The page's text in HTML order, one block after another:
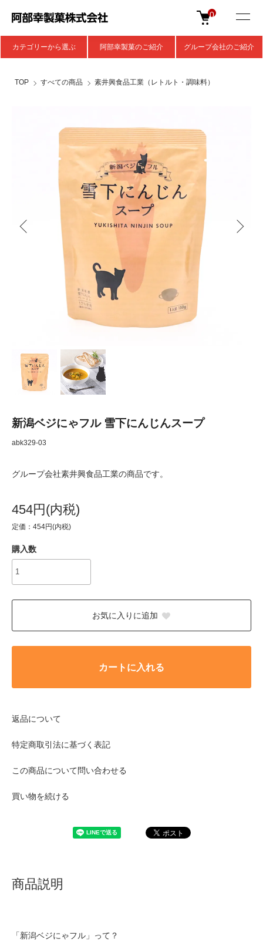
0
カテゴリーから選ぶ 阿部幸製菓のご紹介 グループ会社のご紹介
TOP すべての商品 素井興食品工業（レトルト・調味料）
新潟ベジにゃフル 雪下にんじんスープ
abk329-03
グループ会社素井興食品工業の商品です。
454円(内税)
定価：454円(内税)
購入数
お気に入りに追加
カートに入れる
返品について
特定商取引法に基づく表記
この商品について問い合わせる
買い物を続ける
商品説明
「新潟ベジにゃフル」って？